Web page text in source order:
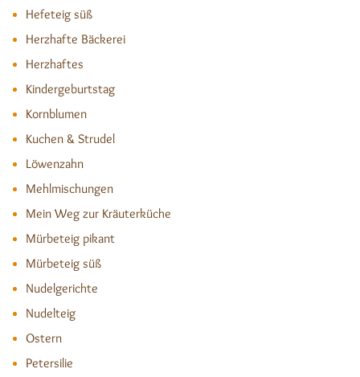
Hefeteig süß
Herzhafte Bäckerei
Herzhaftes
Kindergeburtstag
Kornblumen
Kuchen & Strudel
Löwenzahn
Mehlmischungen
Mein Weg zur Kräuterküche
Mürbeteig pikant
Mürbeteig süß
Nudelgerichte
Nudelteig
Ostern
Petersilie